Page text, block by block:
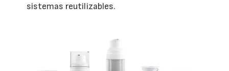
sistemas reutilizables.